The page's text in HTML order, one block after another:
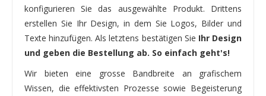
konfigurieren Sie das ausgewählte Produkt. Drittens
erstellen Sie Ihr Design, in dem Sie Logos, Bilder und
Texte hinzufügen. Als letztens bestätigen Sie Ihr Design
und geben die Bestellung ab. So einfach geht's!
Wir bieten eine grosse Bandbreite an grafischem
Wissen, die effektivsten Prozesse sowie Begeisterung